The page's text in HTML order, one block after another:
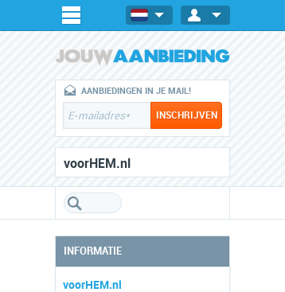
AANBIEDINGEN IN JE MAIL!
voorHEM.nl
INFORMATIE
voorHEM.nl